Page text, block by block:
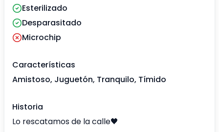
Esterilizado
Desparasitado
Microchip
Características
Amistoso, Juguetón, Tranquilo, Tímido
Historia
Lo rescatamos de la calle🖤